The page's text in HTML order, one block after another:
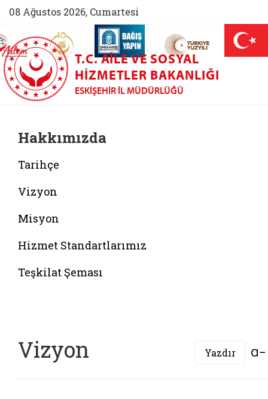
08 Ağustos 2026, Cumartesi
(yeni sekmede açılır)
AİLEM İletişim Merkezi (yeni sekmede açılır)
Aile ve Nüfus On Yılı (yeni sekmede açılır)
Darülaceze bağış sayfası (yeni
T.C. AILE VE SOSYAL
HIZMETLER BAKANLIĞI
ESKIŞEHIR İL MÜDÜRLÜĞÜ
Hakkımızda
Tarihçe
Vizyon
Misyon
Hizmet Standartlarımız
Teşkilat Şeması
Vizyon Yazdır